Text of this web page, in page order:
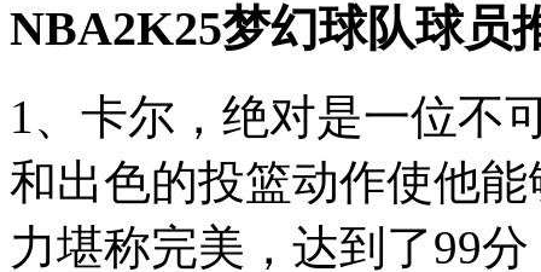
NBA2K25梦幻球队球员
1、卡尔，绝对是一位不
和出色的投篮动作使他
力堪称完美，达到了99